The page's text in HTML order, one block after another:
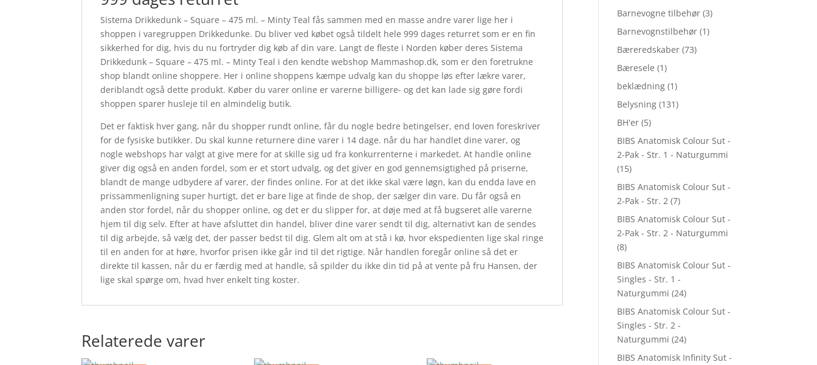
Sistema Drikkedunk – Square – 475 ml. – Minty Teal fås sammen med en masse andre varer lige her i
shoppen i varegruppen Drikkedunke. Du bliver ved købet også tildelt hele 999 dages returret som er en fin
sikkerhed for dig, hvis du nu fortryder dig køb af din vare. Langt de fleste i Norden køber deres Sistema
Drikkedunk – Square – 475 ml. – Minty Teal i den kendte webshop Mammashop.dk, som er den foretrukne
shop blandt online shoppere. Her i online shoppens kæmpe udvalg kan du shoppe løs efter lækre varer,
deriblandt også dette produkt. Køber du varer online er varerne billigere- og det kan lade sig gøre fordi
shoppen sparer husleje til en almindelig butik.
Det er faktisk hver gang, når du shopper rundt online, får du nogle bedre betingelser, end loven foreskriver
for de fysiske butikker. Du skal kunne returnere dine varer i 14 dage. når du har handlet dine varer, og
nogle webshops har valgt at give mere for at skille sig ud fra konkurrenterne i markedet. At handle online
giver dig også en anden fordel, som er et stort udvalg, og det giver en god gennemsigtighed på priserne,
blandt de mange udbydere af varer, der findes online. For at det ikke skal være løgn, kan du endda lave en
prissammenligning super hurtigt, det er bare lige at finde de shop, der sælger din vare. Du får også en
anden stor fordel, når du shopper online, og det er du slipper for, at døje med at få bugseret alle varerne
hjem til dig selv. Efter at have afsluttet din handel, bliver dine varer sendt til dig, alternativt kan de sendes
til dig arbejde, så vælg det, der passer bedst til dig. Glem alt om at stå i kø, hvor ekspedienten lige skal ringe
til en anden for at høre, hvorfor prisen ikke går ind til det rigtige. Når handlen foregår online så det er
direkte til kassen, når du er færdig med at handle, så spilder du ikke din tid på at vente på fru Hansen, der
lige skal spørge om, hvad hver enkelt ting koster.
Relaterede varer
Barnevogne tilbehør (3)
Barnevognstilbehør (1)
Bæreredskaber (73)
Bæresele (1)
beklædning (1)
Belysning (131)
BH'er (5)
BIBS Anatomisk Colour Sut -
2-Pak - Str. 1 - Naturgummi
(15)
BIBS Anatomisk Colour Sut -
2-Pak - Str. 2 (7)
BIBS Anatomisk Colour Sut -
2-Pak - Str. 2 - Naturgummi
(8)
BIBS Anatomisk Colour Sut -
Singles - Str. 1 -
Naturgummi (24)
BIBS Anatomisk Colour Sut -
Singles - Str. 2 -
Naturgummi (24)
BIBS Anatomisk Infinity Sut -